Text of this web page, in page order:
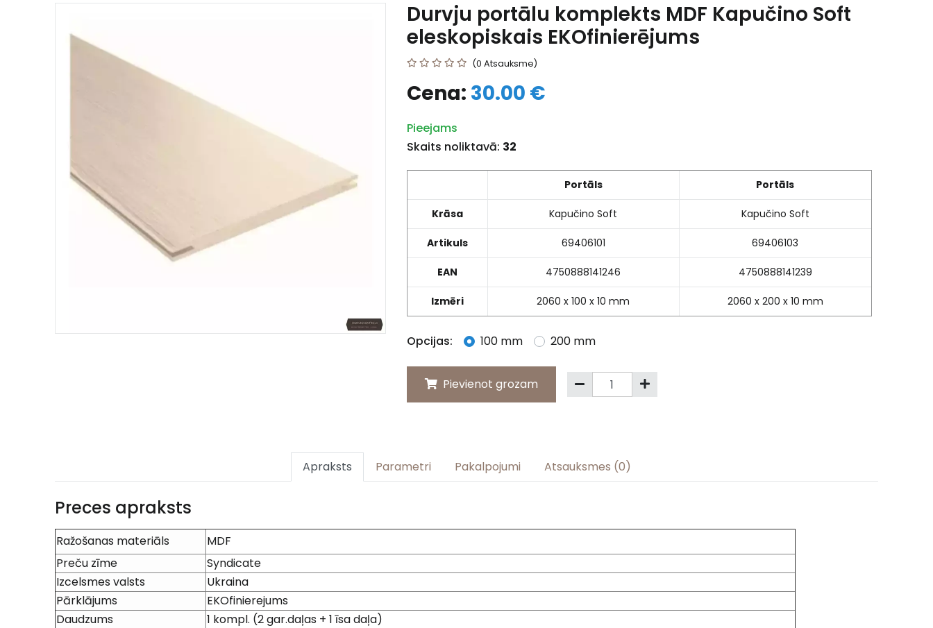
Durvju portālu komplekts MDF Kapučino Soft
eleskopiskais EKOfinierējums
(0 Atsauksme)
Cena: 30.00 €
Pieejams
Skaits noliktavā: 32
Portāls Portāls
Krāsa Kapučino Soft Kapučino Soft
Artikuls 69406101 69406103
EAN 4750888141246 4750888141239
Izmēri 2060 x 100 x 10 mm 2060 x 200 x 10 mm
Opcijas: 100 mm 200 mm
Pievienot grozam
Apraksts Parametri Pakalpojumi Atsauksmes (0)
Preces apraksts
Ražošanas materiāls
MDF
Preču zīme
Syndicate
Izcelsmes valsts
Ukraina
Pārklājums
EKOfinierejums
Daudzums
1 kompl. (2 gar.daļas + 1 īsa daļa)